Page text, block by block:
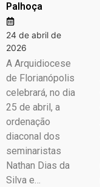
Palhoça
24 de abril de
2026
A Arquidiocese
de Florianópolis
celebrará, no dia
25 de abril, a
ordenação
diaconal dos
seminaristas
Nathan Dias da
Silva e…